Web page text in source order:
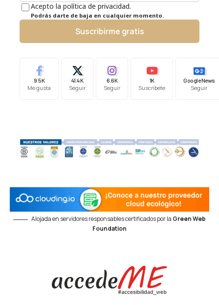
Acepto la política de privacidad.
Podrás darte de baja en cualquier momento.
Suscribirme gratis
9.5K
Me gusta
41.4K
Seguir
6.6K
Seguir
1K
Suscríbete
Google News
Seguir
Alojada en servidores responsables certificados por la Green Web
Foundation